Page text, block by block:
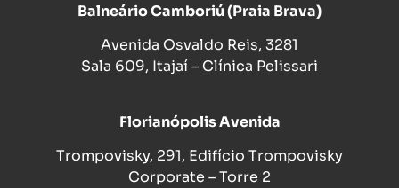
Balneário Camboriú (Praia Brava)
Avenida Osvaldo Reis, 3281
Sala 609, Itajaí – Clínica Pelissari
Florianópolis Avenida
Trompovisky, 291, Edifício Trompovisky
Corporate – Torre 2